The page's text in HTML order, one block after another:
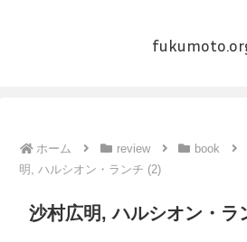
ホーム review book
明, ハルシオン・ランチ (2)
沙村広明, ハルシオン・ラ